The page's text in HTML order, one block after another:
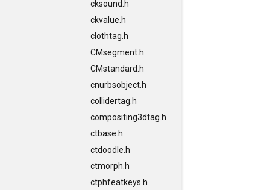
cksound.h
ckvalue.h
clothtag.h
CMsegment.h
CMstandard.h
cnurbsobject.h
collidertag.h
compositing3dtag.h
ctbase.h
ctdoodle.h
ctmorph.h
ctphfeatkeys.h